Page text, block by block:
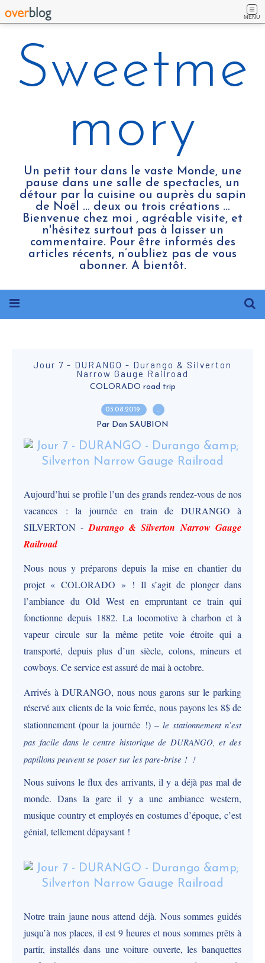
MENU
Sweetme
mory
Un petit tour dans le vaste Monde, une
pause dans une salle de spectacles, un
détour par la cuisine ou auprès du sapin
de Noël ... deux ou trois créations …
Bienvenue chez moi , agréable visite, et
n'hésitez surtout pas à laisser un
commentaire. Pour être informés des
articles récents, n’oubliez pas de vous
abonner. A bientôt.
Jour 7 - DURANGO - Durango & Silverton
Narrow Gauge Railroad
COLORADO road trip
03.08.2019 …
Par Dan SAUBION
Aujourd’hui se profile l’un des grands rendez-vous de nos
vacances : la journée en train de DURANGO à
SILVERTON - Durango & Silverton Narrow Gauge
Railroad
Nous nous y préparons depuis la mise en chantier du
projet « COLORADO » ! Il s’agit de plonger dans
l’ambiance du Old West en empruntant ce train qui
fonctionne depuis 1882. La locomotive à charbon et à
vapeur circule sur la même petite voie étroite qui a
transporté, depuis plus d’un siècle, colons, mineurs et
cowboys. Ce service est assuré de mai à octobre.
Arrivés à DURANGO, nous nous garons sur le parking
réservé aux clients de la voie ferrée, nous payons les 8$ de
stationnement (pour la journée !) – le stationnement n’est
pas facile dans le centre historique de DURANGO, et des
papillons peuvent se poser sur les pare-brise ! !
Nous suivons le flux des arrivants, il y a déjà pas mal de
monde. Dans la gare il y a une ambiance western,
musique country et employés en costumes d’époque, c’est
génial, tellement dépaysant !
Notre train jaune nous attend déjà. Nous sommes guidés
jusqu’à nos places, il est 9 heures et nous sommes prêts à
partir, installés dans une voiture ouverte, les banquettes